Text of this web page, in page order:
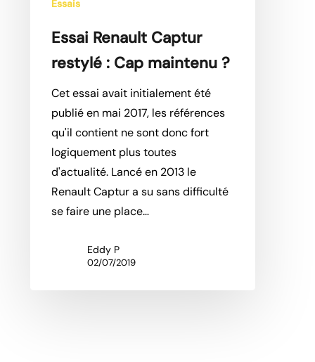
Essais
Essai Renault Captur
restylé : Cap maintenu ?
Cet essai avait initialement été
publié en mai 2017, les références
qu'il contient ne sont donc fort
logiquement plus toutes
d'actualité. Lancé en 2013 le
Renault Captur a su sans difficulté
se faire une place…
Eddy P
02/07/2019